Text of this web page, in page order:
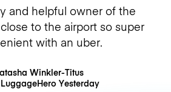
and helpful owner of the
to the airport so super
with an uber.
Winkler-Titus
Yesterday